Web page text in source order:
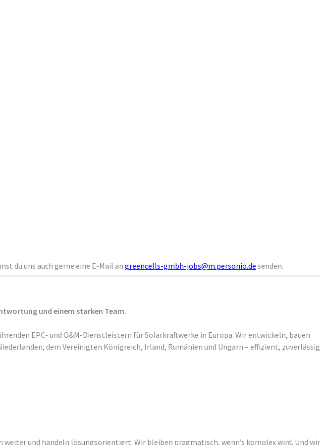
du uns auch gerne eine E-Mail an greencells-gmbh-jobs@m.personio.de senden.
und einem starken Team.
EPC- und O&M-Dienstleistern für Solarkraftwerke in Europa. Wir entwickeln, bauen
dem Vereinigten Königreich, Irland, Rumänien und Ungarn – effizient, zuverlässig
und handeln lösungsorientiert. Wir bleiben pragmatisch, wenn’s komplex wird. Und wir